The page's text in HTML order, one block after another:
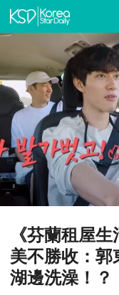
《芬蘭租屋
美不勝收：
湖邊洗澡！？